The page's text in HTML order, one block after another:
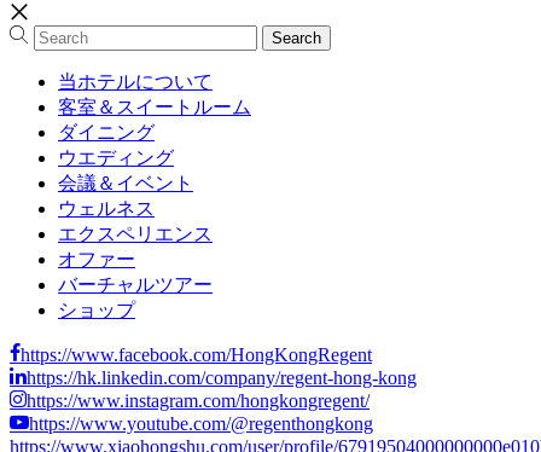
当ホテルについて
客室＆スイートルーム
ダイニング
ウエディング
会議＆イベント
ウェルネス
エクスペリエンス
オファー
バーチャルツアー
ショップ
https://www.facebook.com/HongKongRegent
https://hk.linkedin.com/company/regent-hong-kong
https://www.instagram.com/hongkongregent/
https://www.youtube.com/@regenthongkong
https://www.xiaohongshu.com/user/profile/